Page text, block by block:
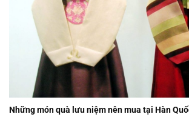
Những món quà lưu niệm nên mua tại Hàn